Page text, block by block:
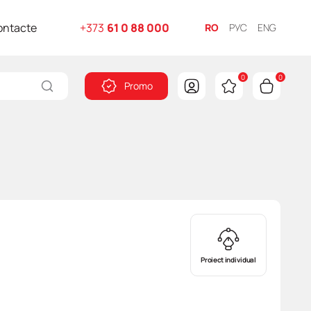
+373 61 0 88 000 RO РУС ENG
Promo
0 0
Proiect individual